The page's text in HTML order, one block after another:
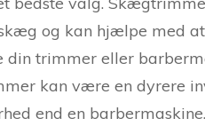
og kan hjælpe med
din trimmer eller
kan være en dyrere
end en barbermaskine.